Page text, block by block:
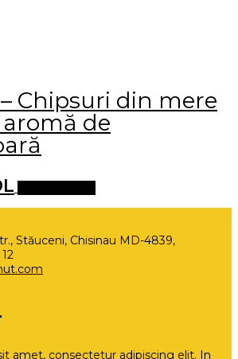
Chipsuri din mere
de
Stăuceni, Chisinau MD-4839,
amet, consectetur adipiscing elit. In